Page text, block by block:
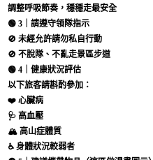
調整呼吸節奏，穩穩走最安全
🟢3｜請遵守領隊指示
🚫 未經允許請勿私自行動
🚫 不脫隊、不亂走景區步道
🟢4｜健康狀況評估
以下旅客請斟酌參加：
❤️ 心臟病
🩺 高血壓
🏔 高山症體質
♿ 身體狀況較弱者